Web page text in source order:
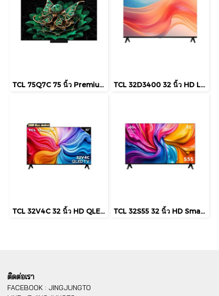
TCL 75Q7C 75 นิ้ว Premium QD-Mini LED 4K Google TV 144Hz รุ่น Q7C TCL 32D3400 32 นิ้ว HD LED TV รุ่น D3400
TCL 32V4C 32 นิ้ว HD QLED Google TV รุ่น V4C ปี 2025 TCL 32S55 32 นิ้ว HD Smart Google TV รุ่น S55 ปี 2025
ติดต่อเรา
FACEBOOK : JINGJUNGTO